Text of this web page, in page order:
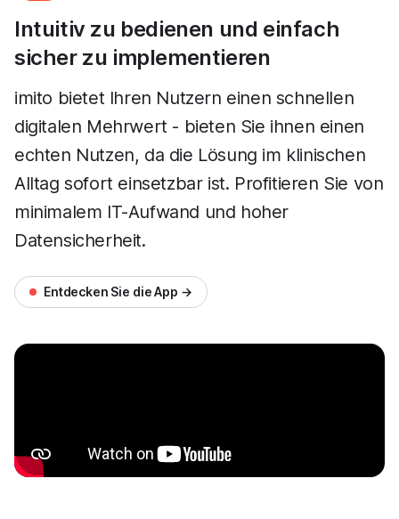
Intuitiv zu bedienen und einfach
sicher zu implementieren
imito bietet Ihren Nutzern einen schnellen
digitalen Mehrwert - bieten Sie ihnen einen
echten Nutzen, da die Lösung im klinischen
Alltag sofort einsetzbar ist. Profitieren Sie von
minimalem IT-Aufwand und hoher
Datensicherheit.
Entdecken Sie die App →